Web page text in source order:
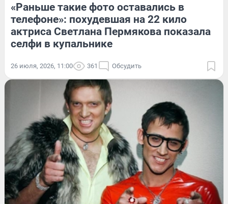
«Раньше такие фото оставались в
телефоне»: похудевшая на 22 кило
актриса Светлана Пермякова показала
селфи в купальнике
26 июля, 2026, 11:00 361 Обсудить